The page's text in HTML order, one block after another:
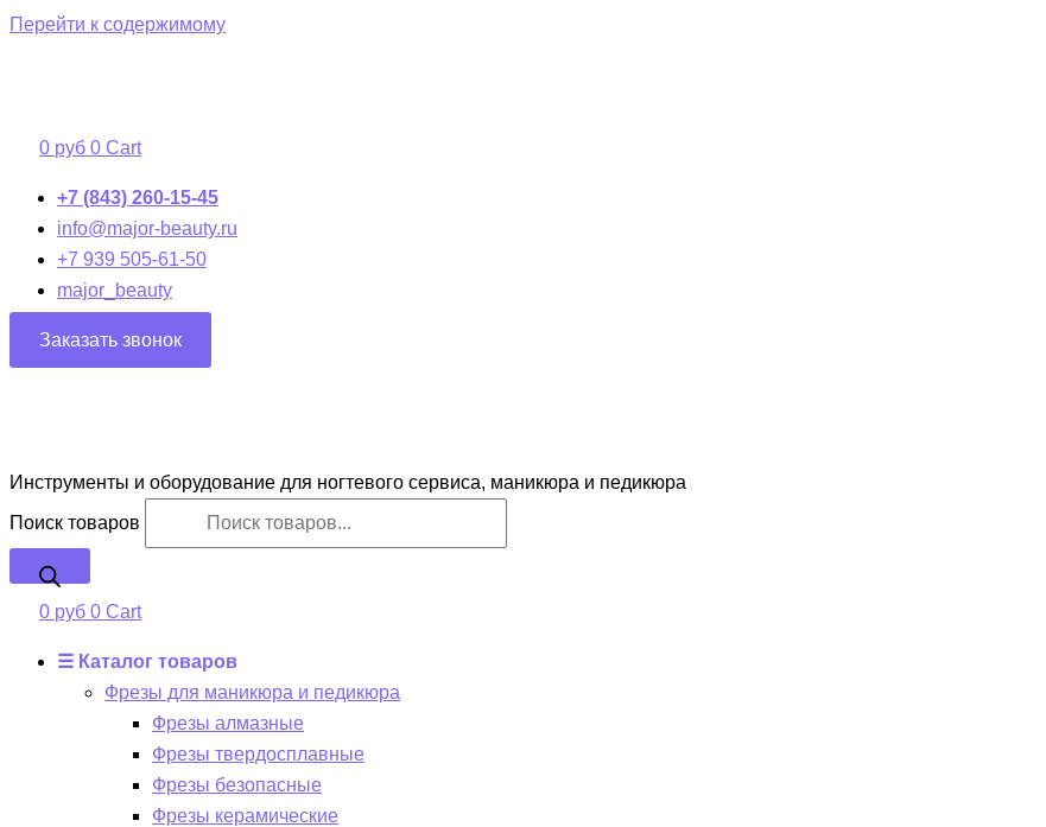
Перейти к содержимому
0 руб 0 Cart
+7 (843) 260-15-45
info@major-beauty.ru
+7 939 505-61-50
major_beauty
Заказать звонок
Инструменты и оборудование для ногтевого сервиса, маникюра и педикюра
Поиск товаров
0 руб 0 Cart
☰ Каталог товаров
Фрезы для маникюра и педикюра
Фрезы алмазные
Фрезы твердосплавные
Фрезы безопасные
Фрезы керамические